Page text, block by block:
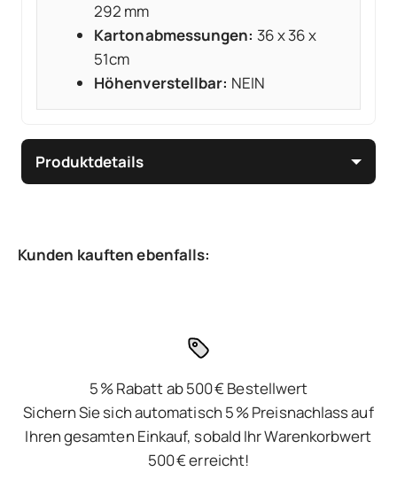
292 mm
Kartonabmessungen: 36 x 36 x
51cm
Höhenverstellbar: NEIN
Produktdetails
5 % Rabatt ab 500 € Bestellwert
Sichern Sie sich automatisch 5 % Preisnachlass auf
Ihren gesamten Einkauf, sobald Ihr Warenkorbwert
500 € erreicht!